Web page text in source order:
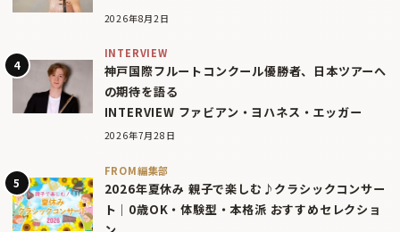
2026年8月2日
INTERVIEW
神戸国際フルートコンクール優勝者、日本ツアーへ
の期待を語る
INTERVIEW ファビアン・ヨハネス・エッガー
2026年7月28日
FROM編集部
2026年夏休み 親子で楽しむ♪クラシックコンサー
ト｜0歳OK・体験型・本格派 おすすめセレクショ